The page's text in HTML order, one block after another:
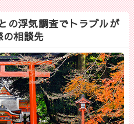
の浮気調査でトラブルが
の相談先